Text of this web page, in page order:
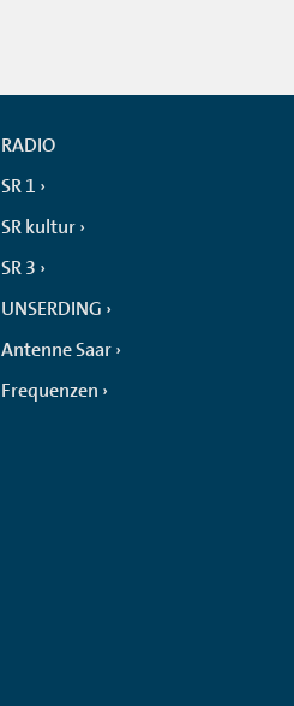
RADIO
SR 1
SR kultur
SR 3
UNSERDING
Antenne Saar
Frequenzen